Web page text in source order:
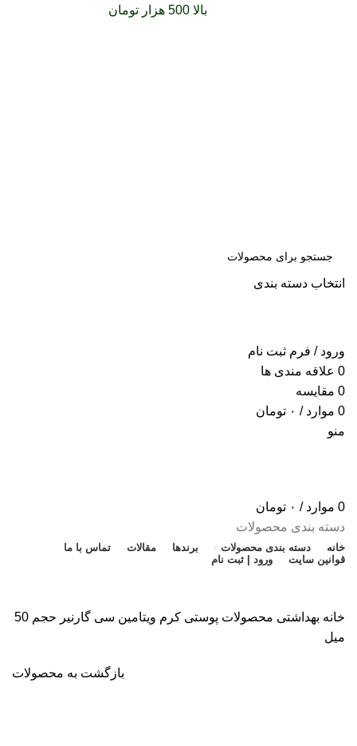
بالا 500 هزار تومان
انتخاب دسته بندی
ورود / فرم ثبت نام
0 علاقه مندی ها
0 مقایسه
0 موارد / ۰ تومان
منو
0 موارد / ۰ تومان
دسته بندی محصولات
خانه دسته بندی محصولات برندها مقالات
تماس با ما
قوانین سایت
ورود | ثبت نام
خانه بهداشتی محصولات پوستی
کرم ویتامین سی گارنیر حجم 50
میل
بازگشت به محصولات